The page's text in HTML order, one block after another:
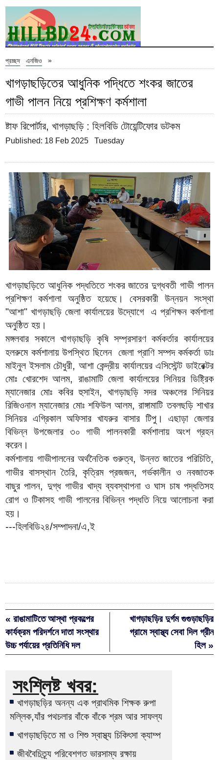
প্রচ্ছদ »
এনজিও
খাগড়াছড়িতের আধুনিক পদ্ধিতে শংকর জাতের
গাভী পালন নিয়ে প্রশিক্ষণ কর্মশালা
ষ্টাফ রিপোর্টার, খাগড়াছড়ি: হিলবিডি টোয়েন্টিফোর ডটকম
Published: 18 Feb 2025 Tuesday
খাগড়াছড়িতে আধুনিক পদ্ধতিতে শংকর জাতের দুগ্ধবতী গাভী পালন
প্রশিক্ষণ কর্মশালা অনুষ্ঠিত হয়েছে। বেসরকারী উন্নয়ন সংস্থা
"আশা" খাগড়াছড়ি জেলা কার্যালয়ের উদ্যোগে এ প্রশিক্ষন কর্মশালা
অনুষ্ঠিত হয়।
মঙ্গলবার সকালে খাগড়াছড়ি কৃষি সম্প্রসারণ কর্মকর্তার কার্যালয়ের
হলরুমে কর্মশালায় উপস্থিত ছিলেন জেলা প্রাণি সম্পদ কর্মকর্তা ডাঃ
মাইনুল ইসলাম চৌধুরী, আশা কেন্দ্রীয় কার্যালয়ের এসিস্টেন্ট ডাইরেক্টর
মোঃ খোরশেদ আলম, রাঙামাটি জেলা কার্যালয়ের সিনিয়র ডিষ্ট্রিক
ম্যানেজার মোঃ কবির হুসাইন, খাগড়াছড়ি সদর অঞ্চলের সিনিয়র
রিজিওনাল ম্যানেজার মোঃ শফিউল আলম, রাঙ্গামাটি তবলছড়ি শাখার
সিনিয়র এগ্রিকাল অফিসার খাযরুর বাসার টিপু। এছাড়া জেলার
বিভিন্ন উপজেলার ৩০ গাভী পালনকারী কর্মশালায় অংশ গ্রহন
করেন।
কর্মশালায় গাভীপালনের অর্থনৈতিক গুরুত্ব, উন্নত জাতের পরিচিতি,
গাভীর বাসস্থান তৈরি, কৃত্রিম প্রজজন, গর্ভকালীন ও নবজাতক
বাছুর পালন, দুগ্ধ গাভীর খাদ্য ব্যবস্থাপনা ও ঘাস চাষ পদ্ধতিসহ
রোগ ও টিকাসহ গাভী পালনের বিভিন্ন পদ্ধতি নিয়ে আলোচনা করা
হয়।
---হিলবিডি২৪/সম্পাদনা/এ,ই
« রাঙামাটিতে আস্থা প্রকল্পের
কার্যক্রম পরিদর্শনে দাতা সংস্থার
উচ্চ পর্যায়ের প্রতিনিধি দল
খাগড়াছড়ির দুর্গম গুগুড়াছড়ির
গ্রামে স্বাস্থ্য সেবা দিল গ্রীন
হিল »
সংশ্লিষ্ট খবর:
খাগড়াছড়ির অনন্য এক প্রাথমিক শিক্ষক রুপা
মল্লিক,যাঁর পথচলার বাঁকে বাঁকে শ্রম আর সাফল্য
খাগড়াছড়িতে মা ও শিশু স্বাস্থ্য চিকিৎসা ক্যাম্প
জীববৈচিত্র্য পরিবেশগত ভারসাম্য রক্ষায়